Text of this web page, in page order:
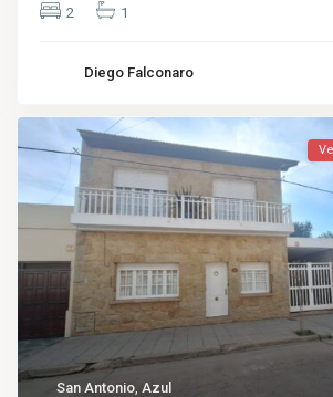
2 1
Diego Falconaro
San Antonio Azul